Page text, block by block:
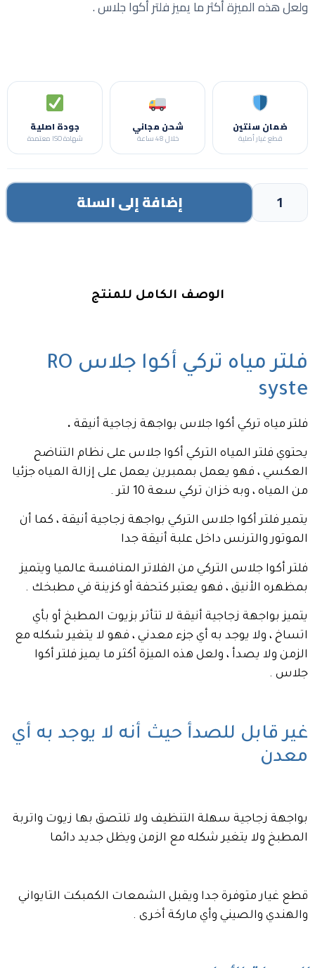
ولعل هذه الميزة أكثر ما يميز فلتر أكوا جلاس .
ضمان سنتين
قطع غيار أصلية
شحن مجاني
خلال 48 ساعة
جودة اصلية
شهادة ISO معتمدة
إضافة إلى السلة
الوصف الكامل للمنتج
فلتر مياه تركي أكوا جلاس RO
syste
فلتر مياه تركي أكوا جلاس بواجهة زجاجية أنيقة .
يحتوي فلتر المياه التركي أكوا جلاس على نظام التناضح
العكسي ، فهو يعمل بممبرين يعمل على إزالة المياه جزئيا
من المياه ، وبه خزان تركي سعة 10 لتر .
يتمير فلتر أكوا جلاس التركي بواجهة زجاجية أنيقة ، كما أن
الموتور والترنس داخل علبة أنيقة جدا
فلتر أكوا جلاس التركي من الفلاتر المنافسة عالميا ويتميز
بمظهره الأنيق ، فهو يعتبر كتحفة أو كزينة في مطبخك .
يتميز بواجهة زجاجية أنيقة لا تتأثر بزيوت المطبخ أو بأي
اتساخ ، ولا يوجد به أي جزء معدني ، فهو لا يتغير شكله مع
الزمن ولا يصدأ ، ولعل هذه الميزة أكثر ما يميز فلتر أكوا
جلاس .
غير قابل للصدأ حيث أنه لا يوجد به أي
معدن
بواجهة زجاجية سهلة التنظيف ولا تلتصق بها زيوت واتربة
المطبخ ولا يتغير شكله مع الزمن ويظل جديد دائما
قطع غيار متوفرة جدا ويقبل الشمعات الكمبكت التايواني
والهندي والصيني وأي ماركة أخرى .